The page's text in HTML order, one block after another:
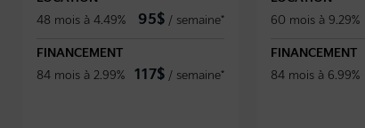
48 mois à 4.49%
95$ / semaine*
FINANCEMENT
84 mois à 2.99%
117$ / semaine*
60 mois à 9.29%
FINANCEMENT
84 mois à 6.99%